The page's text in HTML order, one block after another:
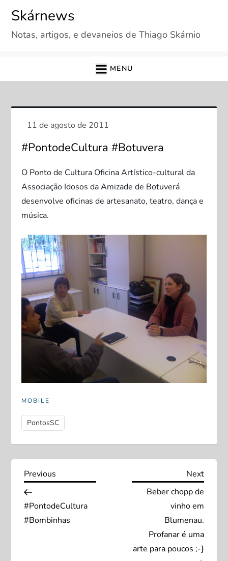
content
Skárnews
Notas, artigos, e devaneios de Thiago Skárnio
MENU
#PontodeCultura #Botuvera
O Ponto de Cultura Oficina Artístico-cultural da
Associação Idosos da Amizade de Botuverá
desenvolve oficinas de artesanato, teatro, dança e
música.
MOBILE
PontosSC
N
a
v
Previous
Post
Previous
#PontodeCultura
#Bombinhas
Next
Next
Beber chopp de
vinho em
Blumenau.
Profanar é uma
arte para poucos ;-}